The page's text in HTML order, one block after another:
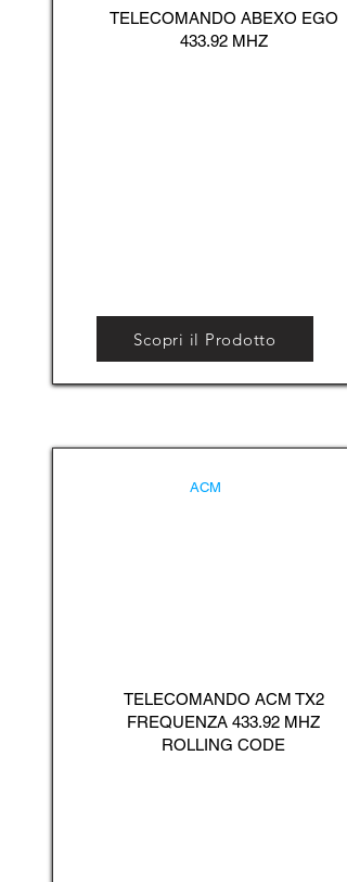
TELECOMANDO ABEXO EGO
433.92 MHZ
Scopri il Prodotto
ACM
TELECOMANDO ACM TX2
FREQUENZA 433.92 MHZ
ROLLING CODE